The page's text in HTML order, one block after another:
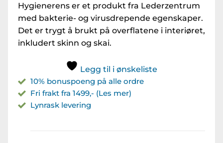
Hygienerens er et produkt fra Lederzentrum
med bakterie- og virusdrepende egenskaper.
Det er trygt å brukt på overflatene i interiøret,
inkludert skinn og skai.
Legg til i ønskeliste
10% bonuspoeng på alle ordre
Fri frakt fra 1499,- (Les mer)
Lynrask levering